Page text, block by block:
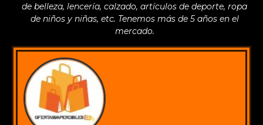
de belleza, lencería, calzado, artículos de deporte, ropa
de niños y niñas, etc. Tenemos más de 5 años en el
mercado.